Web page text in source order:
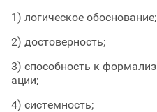
1) логическое обоснование;
2) достоверность;
3) способность к формализ
ации;
4) системность;